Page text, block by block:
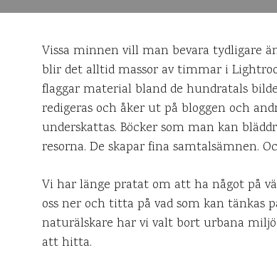
Vissa minnen vill man bevara tydligare
blir det alltid massor av timmar i
flaggar material bland de hundratals
redigeras och åker ut på bloggen och
underskattas. Böcker som man kan
resorna. De skapar fina samtalsämnen.
Vi har länge pratat om att ha något på
oss ner och titta på vad som kan tänkas
naturälskare har vi valt bort urbana
att hitta.